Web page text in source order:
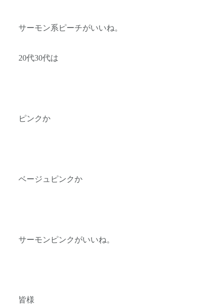
サーモン系ピーチがいいね。
20代30代は
ピンクか
ベージュピンクか
サーモンピンクがいいね。
皆様